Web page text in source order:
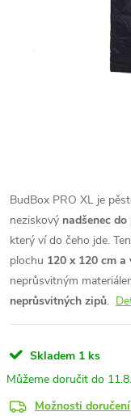
BudBox PRO XL je
neziskový nadšenec
který ví do čeho jde.
plochu 120 x 120 cm a
neprůsvitným
neprůsvitných zipů.
Skladem 1 ks
Možnosti doručení